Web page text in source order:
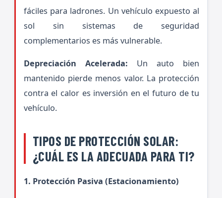
fáciles para ladrones. Un vehículo expuesto al
sol sin sistemas de seguridad
complementarios es más vulnerable.
Depreciación Acelerada: Un auto bien
mantenido pierde menos valor. La protección
contra el calor es inversión en el futuro de tu
vehículo.
TIPOS DE PROTECCIÓN SOLAR:
¿CUÁL ES LA ADECUADA PARA TI?
1. Protección Pasiva (Estacionamiento)